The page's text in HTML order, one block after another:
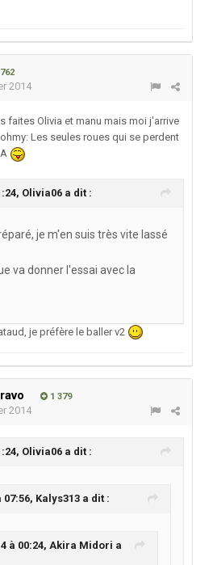
762
2014
faites Olivia et manu mais moi j'arrive
Les seules roues qui se perdent
Olivia06 a dit :
je m'en suis très vite lassé
va donner l'essai avec la
je préfère le baller v2
1 379
2014
Olivia06 a dit :
07:56, Kalys313 a dit :
à 00:24, Akira Midori a